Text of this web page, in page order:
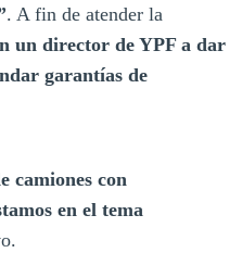
. A fin de atender la
un director de YPF a dar
garantías de
camiones con
en el tema